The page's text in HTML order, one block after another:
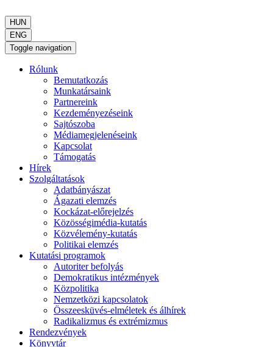
HUN
ENG
Toggle navigation
Rólunk
Bemutatkozás
Munkatársaink
Partnereink
Kezdeményezéseink
Sajtószoba
Médiamegjelenéseink
Kapcsolat
Támogatás
Hírek
Szolgáltatások
Adatbányászat
Ágazati elemzés
Kockázat-előrejelzés
Közösségimédia-kutatás
Közvélemény-kutatás
Politikai elemzés
Kutatási programok
Autoriter befolyás
Demokratikus intézmények
Közpolitika
Nemzetközi kapcsolatok
Összeesküvés-elméletek és álhírek
Radikalizmus és extrémizmus
Rendezvények
Könyvtár